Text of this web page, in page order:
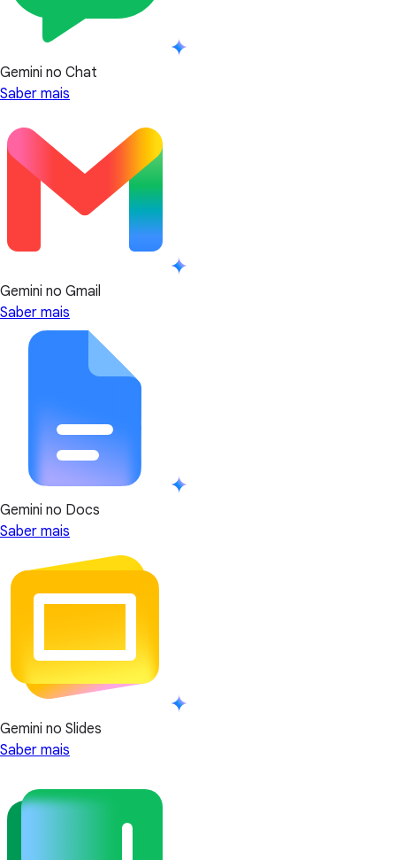
Gemini no Chat
Saber mais
Gemini no Gmail
Saber mais
Gemini no Docs
Saber mais
Gemini no Slides
Saber mais